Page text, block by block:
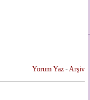
Yorum Yaz -Arşiv